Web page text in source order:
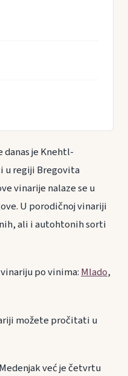
je Knehtl-
u regiji Bregovita
vinarije nalaze se u
U porodičnoj vinariji
ali i autohtonih sorti
po vinima:Mlado,
možete pročitati u
već je četvrtu